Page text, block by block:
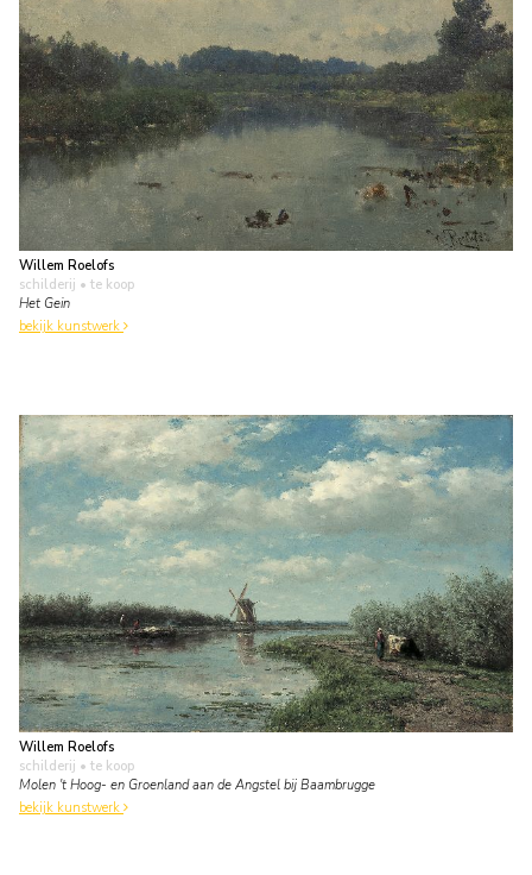
Willem Roelofs
schilderij • te koop
Het Gein
bekijk kunstwerk
Willem Roelofs
schilderij • te koop
Molen 't Hoog- en Groenland aan de Angstel bij Baambrugge
bekijk kunstwerk